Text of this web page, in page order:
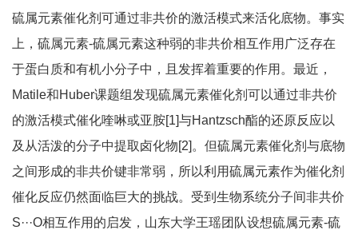
硫属元素催化剂可通过非共价的激活模式来活化底物。事实
上，硫属元素-硫属元素这种弱的非共价相互作用广泛存在
于蛋白质和有机小分子中，且发挥着重要的作用。最近，
Matile和Huber课题组发现硫属元素催化剂可以通过非共价
的激活模式催化喹啉或亚胺[1]与Hantzsch酯的还原反应以
及从活泼的分子中提取卤化物[2]。但硫属元素催化剂与底物
之间形成的非共价键非常弱，所以利用硫属元素作为催化剂
催化反应仍然面临巨大的挑战。受到生物系统分子间非共价
S···O相互作用的启发，山东大学王瑶团队设想硫属元素-硫